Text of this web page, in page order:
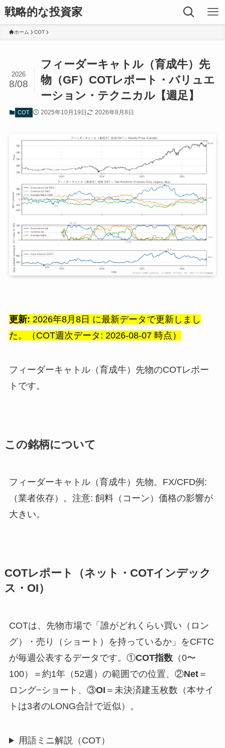
戦略的な投資家
ホーム COT
フィーダーキャトル（育成牛）先
物（GF）COTレポート・バリュエ
ーション・テクニカル【週足】
2026
8/08
COT 2025年10月19日 2026年8月8日
更新: 2026年8月8日 に最新データで更新しまし
た。（COT週次データ: 2026-08-07 時点）
フィーダーキャトル（育成牛）先物のCOTレポー
トです。
この銘柄について
フィーダーキャトル（育成牛）先物。FX/CFD例:
（業者依存）。注意: 飼料（コーン）価格の影響が
大きい。
COTレポート（ネット・COTインデック
ス・OI）
COTは、先物市場で「誰がどれくらい買い（ロン
グ）・売り（ショート）を持っているか」をCFTC
が毎週公表するデータです。①COT指数（0〜
100）＝約1年（52週）の範囲での位置、②Net＝
ロング−ショート、③OI ＝未決済建玉枚数（本サイ
トは3者のLONG合計で近似）。
用語ミニ解説（COT）